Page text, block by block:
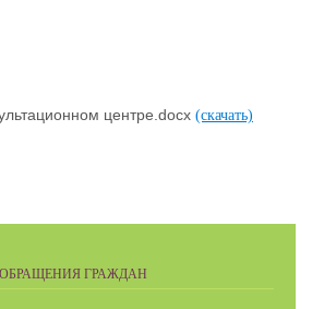
центре.docx (скачать)
ОБРАЩЕНИЯ ГРАЖДАН